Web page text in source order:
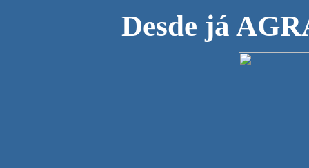
Desde já